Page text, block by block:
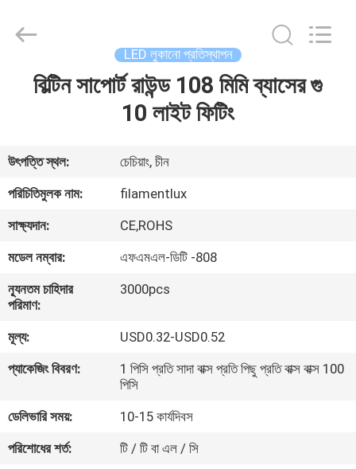
আমাদের
সম্পর্কে
কারখানা
ভ্রমণ
মান
নিয়ন্ত্রণ
যোগাযোগ
করুন
Technology
Reserved.
LED লুকানো প্রতিস্থাপন
বিল্টিন সাপোর্ট রাউন্ড 108 মিমি ব্যাসের গু
10 লাইট ফিটিং
উৎপত্তি স্থল:
চেচিয়াং, চীন
পরিচিতিমুলক নাম:
filamentlux
সাক্ষ্যদান:
CE,ROHS
মডেল নম্বার:
এফএমএল-ডিটি -808
ন্যূনতম চাহিদার
পরিমাণ:
3000pcs
মূল্য:
USD0.32-USD0.52
প্যাকেজিং বিবরণ:
1 পিসি প্রতি সাদা বাক্স প্রতি পিছু প্রতি বাক্স বাক্স 100
পিসি
ডেলিভারি সময়:
10-15 কার্যদিবস
পরিশোধের শর্ত:
টি / টি বা এল / সি